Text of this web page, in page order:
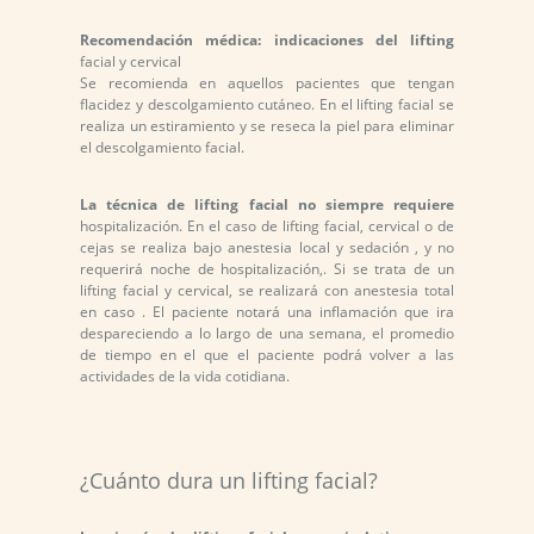
también el descolgamiento se puede dar sin que exista
pérdida de volumen ya que el paso del tiempo provoca
un descenso en los niveles regenerativos celulares
afectando a la firmeza de la piel. El tratamiento de lifting
de muslos ajusta la piel al tejido muscular para que
éstos reflejen una imagen firme y juvenil. El tratamiento
procedimiento de lifting de muslos se puede realizar
con sedación. El paciente volverá a sus actividades
aproximadamente tras un período aproximado de una
semana.
Recomendación médica: indicaciones del lifting
facial y cervical
Se recomienda en aquellos pacientes que tengan
flacidez y descolgamiento cutáneo. En el lifting facial se
realiza un estiramiento y se reseca la piel para eliminar
el descolgamiento facial.
La técnica de lifting facial no siempre requiere
hospitalización. En el caso de lifting facial, cervical o de
cejas se realiza bajo anestesia local y sedación , y no
requerirá noche de hospitalización,. Si se trata de un
lifting facial y cervical, se realizará con anestesia total
en caso . El paciente notará una inflamación que ira
despareciendo a lo largo de una semana, el promedio
de tiempo en el que el paciente podrá volver a las
actividades de la vida cotidiana.
¿Cuánto dura un lifting facial?